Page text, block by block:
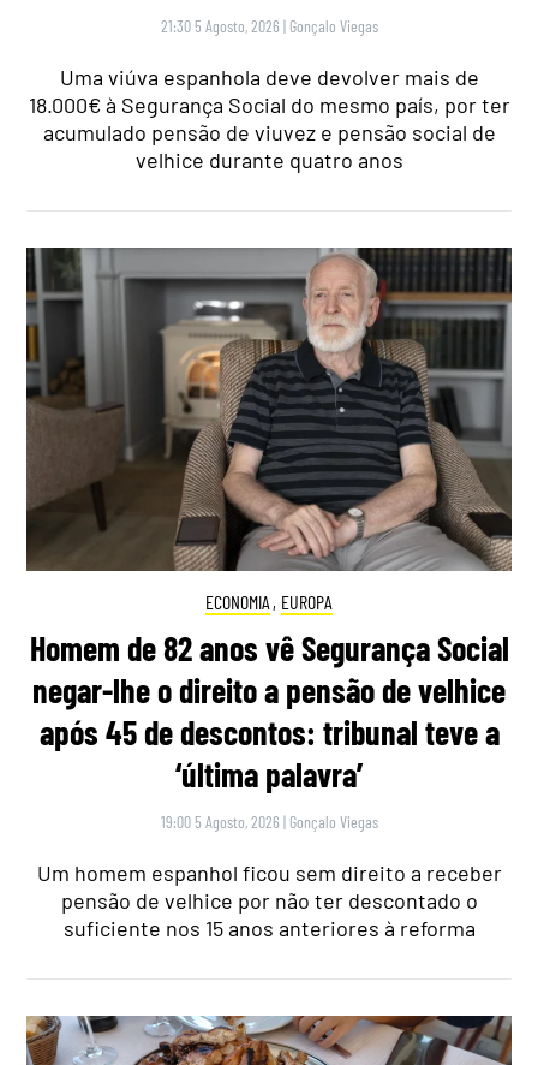
21:30 5 Agosto, 2026 | Gonçalo Viegas
Uma viúva espanhola deve devolver mais de
18.000€ à Segurança Social do mesmo país, por ter
acumulado pensão de viuvez e pensão social de
velhice durante quatro anos
ECONOMIA , EUROPA
Homem de 82 anos vê Segurança Social
negar-lhe o direito a pensão de velhice
após 45 de descontos: tribunal teve a
‘última palavra’
19:00 5 Agosto, 2026 | Gonçalo Viegas
Um homem espanhol ficou sem direito a receber
pensão de velhice por não ter descontado o
suficiente nos 15 anos anteriores à reforma